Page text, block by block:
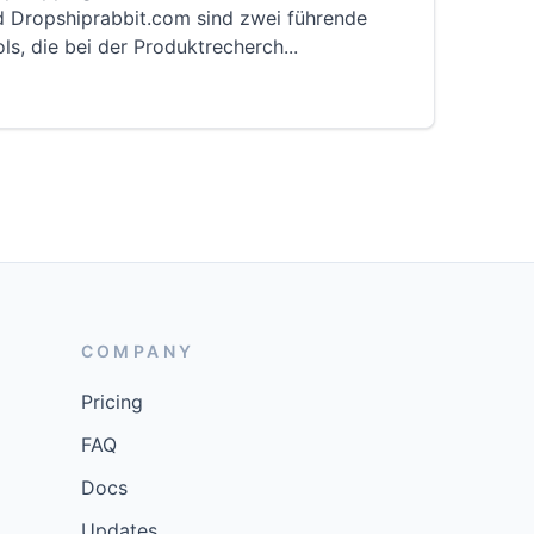
Dropshiprabbit.com sind zwei führende
die bei der Produktrecherch...
COMPANY
Pricing
FAQ
Docs